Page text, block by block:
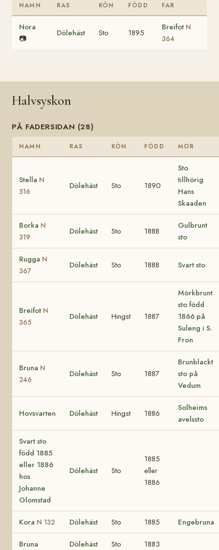
NAMN RAS KÖN FÖDD FAR
Nora
📷
Dölehäst Sto 1895
Breifot N
364
Halvsyskon
PÅ FADERSIDAN (28)
NAMN RAS KÖN FÖDD MOR
Stella N
516
Dölehäst Sto 1890
Sto
tillhörig
Hans
Skaaden
Borka N
319
Dölehäst Sto 1888
Gulbrunt
sto
Rugga N
367
Dölehäst Sto 1888 Svart sto
Breifot N
365
Dölehäst Hingst 1887
Mörkbrunt
sto född
1866 på
Suleng i S.
Fron
Bruna N
246
Dölehäst Sto 1887
Brunblackt
sto på
Vedum
Hovsvarten Dölehäst Hingst 1886
Solheims
avelssto
Svart sto
född 1885
eller 1886
hos
Johanne
Glomstad
Dölehäst Sto
1885
eller
1886
Kora N 132 Dölehäst Sto 1885 Engebruna
Bruna Dölehäst Sto 1883